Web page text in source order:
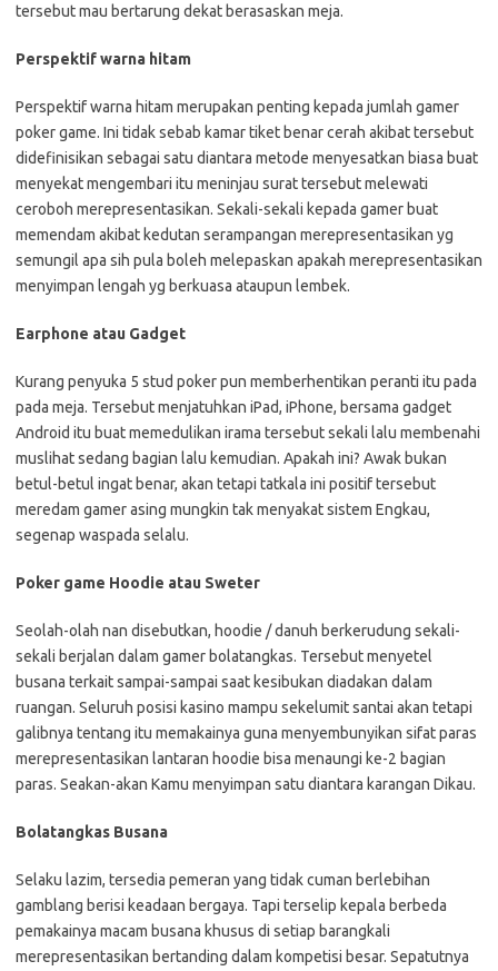
tersebut mau bertarung dekat berasaskan meja.
Perspektif warna hitam
Perspektif warna hitam merupakan penting kepada jumlah gamer
poker game. Ini tidak sebab kamar tiket benar cerah akibat tersebut
didefinisikan sebagai satu diantara metode menyesatkan biasa buat
menyekat mengembari itu meninjau surat tersebut melewati
ceroboh merepresentasikan. Sekali-sekali kepada gamer buat
memendam akibat kedutan serampangan merepresentasikan yg
semungil apa sih pula boleh melepaskan apakah merepresentasikan
menyimpan lengah yg berkuasa ataupun lembek.
Earphone atau Gadget
Kurang penyuka 5 stud poker pun memberhentikan peranti itu pada
pada meja. Tersebut menjatuhkan iPad, iPhone, bersama gadget
Android itu buat memedulikan irama tersebut sekali lalu membenahi
muslihat sedang bagian lalu kemudian. Apakah ini? Awak bukan
betul-betul ingat benar, akan tetapi tatkala ini positif tersebut
meredam gamer asing mungkin tak menyakat sistem Engkau,
segenap waspada selalu.
Poker game Hoodie atau Sweter
Seolah-olah nan disebutkan, hoodie / danuh berkerudung sekali-
sekali berjalan dalam gamer bolatangkas. Tersebut menyetel
busana terkait sampai-sampai saat kesibukan diadakan dalam
ruangan. Seluruh posisi kasino mampu sekelumit santai akan tetapi
galibnya tentang itu memakainya guna menyembunyikan sifat paras
merepresentasikan lantaran hoodie bisa menaungi ke-2 bagian
paras. Seakan-akan Kamu menyimpan satu diantara karangan Dikau.
Bolatangkas Busana
Selaku lazim, tersedia pemeran yang tidak cuman berlebihan
gamblang berisi keadaan bergaya. Tapi terselip kepala berbeda
pemakainya macam busana khusus di setiap barangkali
merepresentasikan bertanding dalam kompetisi besar. Sepatutnya